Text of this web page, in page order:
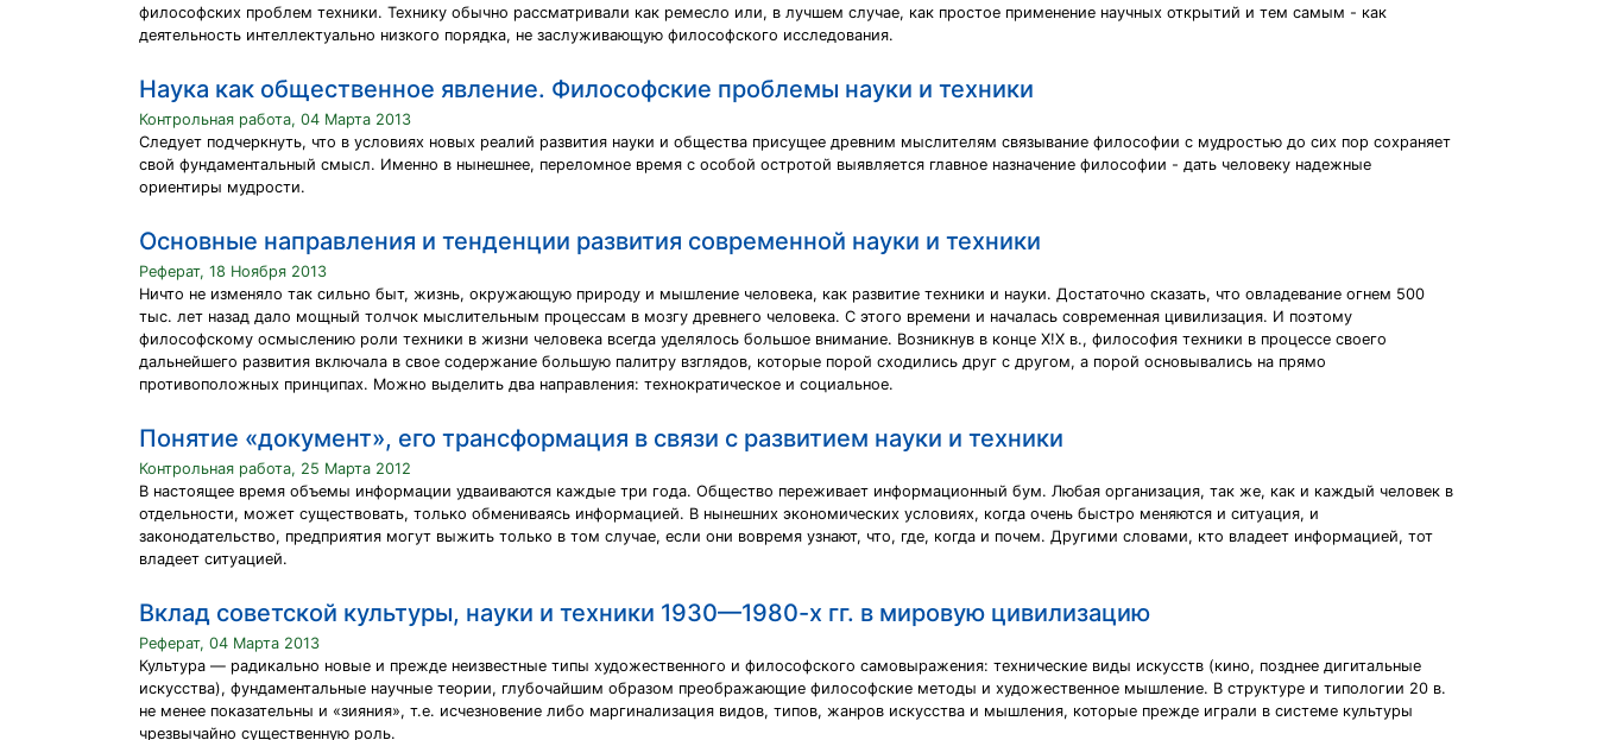
философских проблем техники. Технику обычно рассматривали как ремесло или, в лучшем случае, как простое применение научных открытий и тем самым - как
деятельность интеллектуально низкого порядка, не заслуживающую философского исследования.
Наука как общественное явление. Философские проблемы науки и техники
Контрольная работа, 04 Марта 2013
Следует подчеркнуть, что в условиях новых реалий развития науки и общества присущее древним мыслителям связывание философии с мудростью до сих пор сохраняет
свой фундаментальный смысл. Именно в нынешнее, переломное время с особой остротой выявляется главное назначение философии - дать человеку надежные
ориентиры мудрости.
Основные направления и тенденции развития современной науки и техники
Реферат, 18 Ноября 2013
Ничто не изменяло так сильно быт, жизнь, окружающую природу и мышление человека, как развитие техники и науки. Достаточно сказать, что овладевание огнем 500
тыс. лет назад дало мощный толчок мыслительным процессам в мозгу древнего человека. С этого времени и началась современная цивилизация. И поэтому
философскому осмыслению роли техники в жизни человека всегда уделялось большое внимание. Возникнув в конце Х!Х в., философия техники в процессе своего
дальнейшего развития включала в свое содержание большую палитру взглядов, которые порой сходились друг с другом, а порой основывались на прямо
противоположных принципах. Можно выделить два направления: технократическое и социальное.
Понятие «документ», его трансформация в связи с развитием науки и техники
Контрольная работа, 25 Марта 2012
В настоящее время объемы информации удваиваются каждые три года. Общество переживает информационный бум. Любая организация, так же, как и каждый человек в
отдельности, может существовать, только обмениваясь информацией. В нынешних экономических условиях, когда очень быстро меняются и ситуация, и
законодательство, предприятия могут выжить только в том случае, если они вовремя узнают, что, где, когда и почем. Другими словами, кто владеет информацией, тот
владеет ситуацией.
Вклад советской культуры, науки и техники 1930—1980-х гг. в мировую цивилизацию
Реферат, 04 Марта 2013
Культура — радикально новые и прежде неизвестные типы художественного и философского самовыражения: технические виды искусств (кино, позднее дигитальные
искусства), фундаментальные научные теории, глубочайшим образом преображающие философские методы и художественное мышление. В структуре и типологии 20 в.
не менее показательны и «зияния», т.е. исчезновение либо маргинализация видов, типов, жанров искусства и мышления, которые прежде играли в системе культуры
чрезвычайно существенную роль.